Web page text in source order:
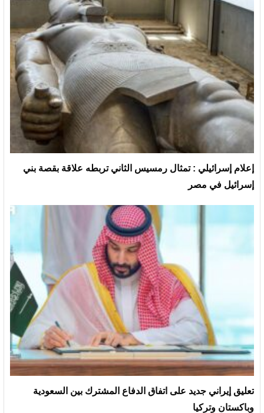
إعلام إسرائيلي : تمثال رمسيس الثاني تربطه علاقة بقصة بني
إسرائيل في مصر
تعليق إيراني جديد على اتفاق الدفاع المشترك بين السعودية
وباكستان وتركيا